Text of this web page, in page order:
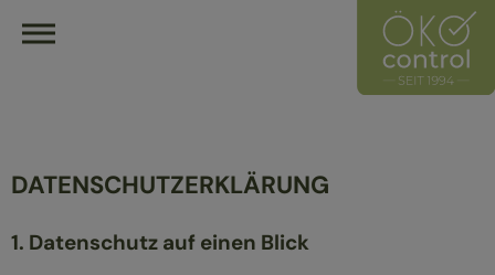
ÜBERBLICK
ÜBER UNS
ÖKOLOGISCH EINRICHTEN
DATENSCHUTZERKLÄRUNG
1. Datenschutz auf einen Blick